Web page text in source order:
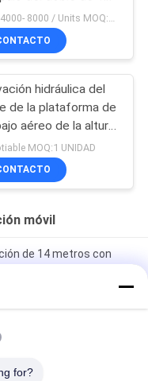
Height
hidráulica del
de la plataforma de
aéreo de la altura
plataforma de la
del palo 10m-
MOQ:1 UNIDAD
móvil
de 14 metros con
m JLG Genie
mismo rendimiento
de 16 metros
for?